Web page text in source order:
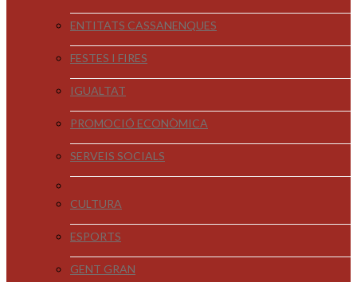
ENTITATS CASSANENQUES
FESTES I FIRES
IGUALTAT
PROMOCIÓ ECONÒMICA
SERVEIS SOCIALS
CULTURA
ESPORTS
GENT GRAN